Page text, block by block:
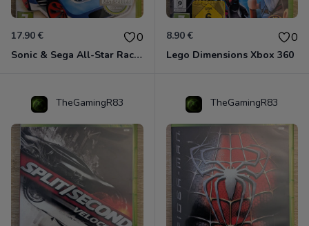
17.90 € 0
Sonic & Sega All-Star Racing - Transformed Xbox 360
8.90 € 0
Lego Dimensions Xbox 360
TheGamingR83 TheGamingR83